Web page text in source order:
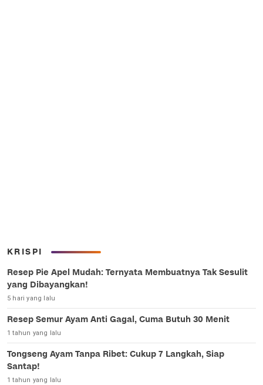
KRISPI
Resep Pie Apel Mudah: Ternyata Membuatnya Tak Sesulit
yang Dibayangkan!
5 hari yang lalu
Resep Semur Ayam Anti Gagal, Cuma Butuh 30 Menit
1 tahun yang lalu
Tongseng Ayam Tanpa Ribet: Cukup 7 Langkah, Siap
Santap!
1 tahun yang lalu